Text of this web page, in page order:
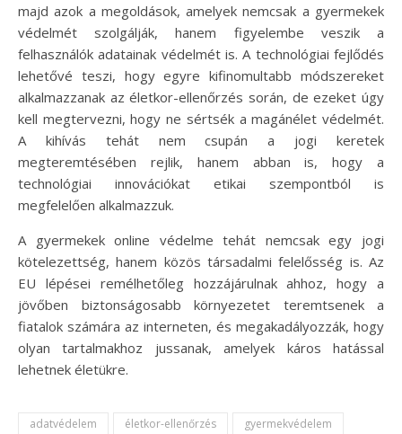
majd azok a megoldások, amelyek nemcsak a gyermekek
védelmét szolgálják, hanem figyelembe veszik a
felhasználók adatainak védelmét is. A technológiai fejlődés
lehetővé teszi, hogy egyre kifinomultabb módszereket
alkalmazzanak az életkor-ellenőrzés során, de ezeket úgy
kell megtervezni, hogy ne sértsék a magánélet védelmét.
A kihívás tehát nem csupán a jogi keretek
megteremtésében rejlik, hanem abban is, hogy a
technológiai innovációkat etikai szempontból is
megfelelően alkalmazzuk.
A gyermekek online védelme tehát nemcsak egy jogi
kötelezettség, hanem közös társadalmi felelősség is. Az
EU lépései remélhetőleg hozzájárulnak ahhoz, hogy a
jövőben biztonságosabb környezetet teremtsenek a
fiatalok számára az interneten, és megakadályozzák, hogy
olyan tartalmakhoz jussanak, amelyek káros hatással
lehetnek életükre.
adatvédelem életkor-ellenőrzés
gyermekvédelem